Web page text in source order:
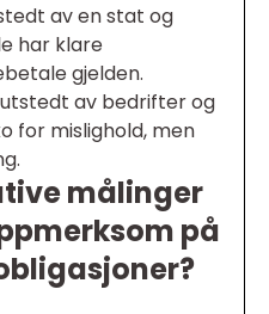
av en stat og
har klare
gjelden.
av bedrifter og
for mislighold, men
målinger
på